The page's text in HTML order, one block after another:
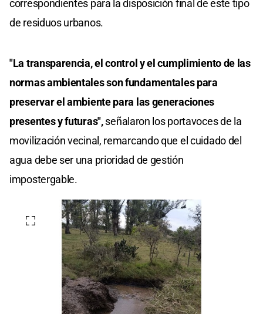
correspondientes para la disposición final de este tipo
de residuos urbanos.
"La transparencia, el control y el cumplimiento de las
normas ambientales son fundamentales para
preservar el ambiente para las generaciones
presentes y futuras",señalaron los portavoces de la
movilización vecinal, remarcando que el cuidado del
agua debe ser una prioridad de gestión
impostergable.